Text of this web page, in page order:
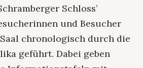
Schloss’
und Besucher
chronologisch durch die
geführt. Dabei geben